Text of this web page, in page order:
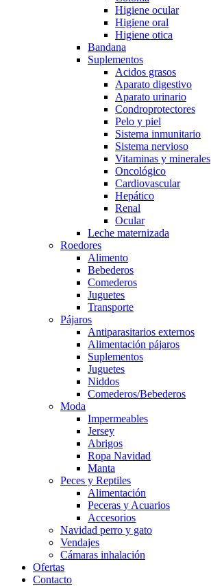
Higiene ocular
Higiene oral
Higiene otica
Bandana
Suplementos
Acidos grasos
Aparato digestivo
Aparato urinario
Condroprotectores
Pelo y piel
Sistema inmunitario
Sistema nervioso
Vitaminas y minerales
Oncológico
Cardiovascular
Hepático
Renal
Ocular
Leche maternizada
Roedores
Alimento
Bebederos
Comederos
Juguetes
Transporte
Pájaros
Antiparasitarios externos
Alimentación pájaros
Suplementos
Juguetes
Niddos
Comederos/Bebederos
Moda
Impermeables
Jersey
Abrigos
Ropa Navidad
Manta
Peces y Reptiles
Alimentación
Peceras y Acuarios
Accesorios
Navidad perro y gato
Vendajes
Cámaras inhalación
Ofertas
Contacto